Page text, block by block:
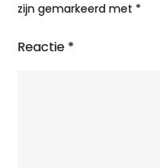
zijn gemarkeerd met *
Reactie *